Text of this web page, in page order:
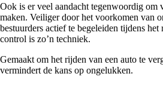
Ook is er veel aandacht tegenwoordig om
maken. Veiliger door het voorkomen van
bestuurders actief te begeleiden tijdens
control is zo’n techniek.
Gemaakt om het rijden van een auto te
vermindert de kans op ongelukken.